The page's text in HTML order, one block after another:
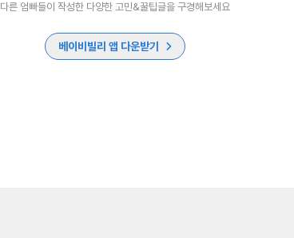
다른 엄빠들이 작성한 다양한 고민&꿀팁글을 구경해보세요
베이비빌리 앱 다운받기